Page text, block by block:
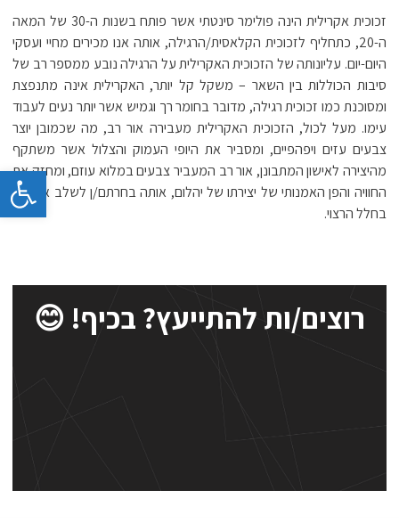
זכוכית אקרילית הינה פולימר סינטתי אשר פותח בשנות ה-30 של המאה
ה-20, כתחליף לזכוכית הקלאסית/הרגילה, אותה אנו מכירים מחיי ועסקי
היום-יום. עליונותה של הזכוכית האקרילית על הרגילה נובע ממספר רב של
סיבות הכוללות בין השאר – משקל קל יותר, האקרילית אינה מתנפצת
ומסוכנת כמו זכוכית רגילה, מדובר בחומר רך וגמיש אשר יותר נעים לעבוד
עימו. מעל לכול, הזכוכית האקרילית מעבירה אור רב, מה שכמובן יוצר
צבעים עזים ויפהפיים, ומסביר את היופי העמוק והצלול אשר משתקף
מהיצירה לאישון המתבונן, אור רב המעביר צבעים במלוא עוזם, ומחזק את
החוויה והפן האמנותי של יצירתו של יהלום, אותה בחרתם/ן לשלב אצלכם
בחלל הרצוי.
רוצים/ות להתייעץ? בכיף! 😊